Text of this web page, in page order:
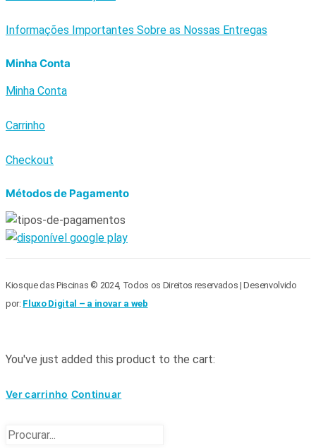
Informações Importantes Sobre as Nossas Entregas
Minha Conta
Minha Conta
Carrinho
Checkout
Métodos de Pagamento
Kiosque das Piscinas © 2024, Todos os Direitos reservados | Desenvolvido
por: Fluxo Digital – a inovar a web
You've just added this product to the cart:
Ver carrinho Continuar